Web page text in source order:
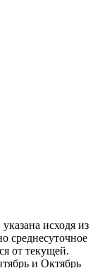
исходя из
среднесуточное
от текущей.
и Октябрь